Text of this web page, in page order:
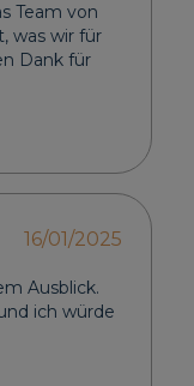
Team von
was wir für
Dank für
16/01/2025
Ausblick.
ich würde